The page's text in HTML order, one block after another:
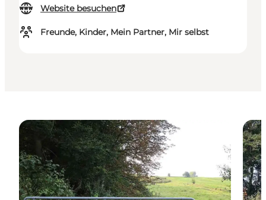
Website besuchen
Freunde, Kinder, Mein Partner, Mir selbst